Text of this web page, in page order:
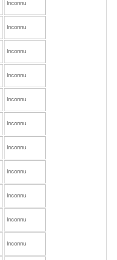
Inconnu
Inconnu
Inconnu
Inconnu
Inconnu
Inconnu
Inconnu
Inconnu
Inconnu
Inconnu
Inconnu